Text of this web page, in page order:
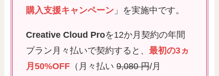
購入支援キャンペーン 」を実施中です。
Creative Cloud Proを12か月契約の年間
プラン月々払いで契約すると、最初の3ヵ
月50%OFF （月々払い9,080 円/月